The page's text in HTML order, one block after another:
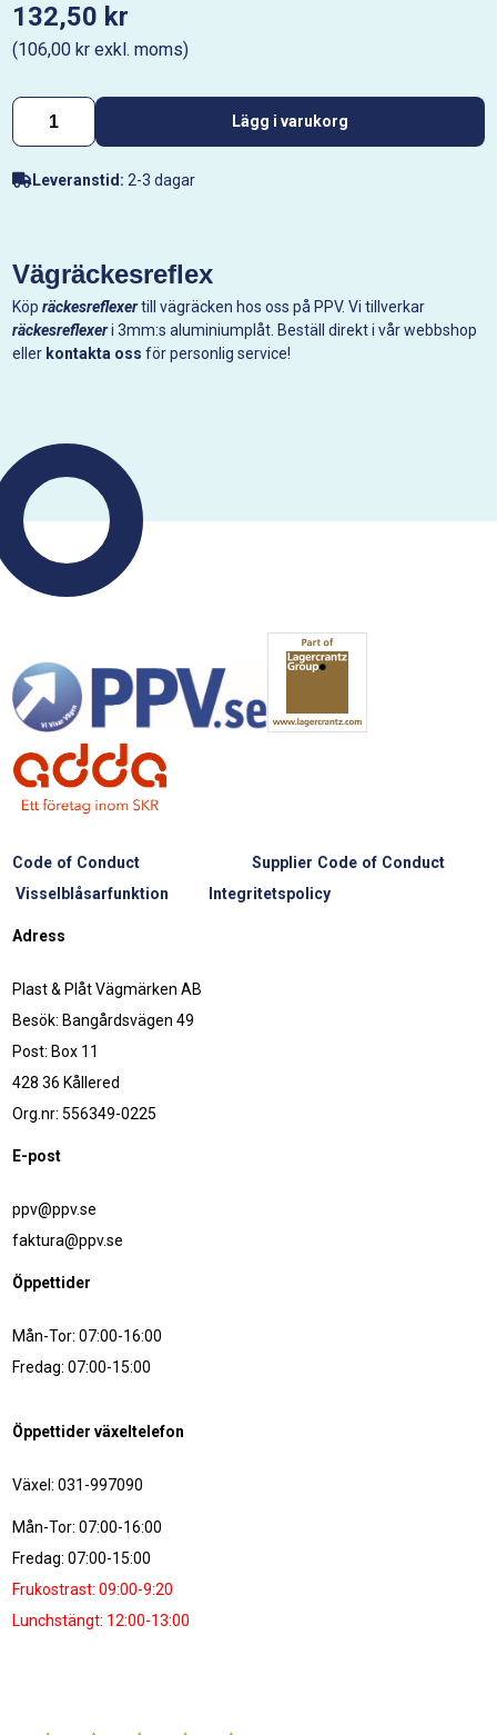
132,50 kr
(106,00 kr exkl. moms)
Lägg i varukorg
Leveranstid: 2-3 dagar
Vägräckesreflex
Köpräckesreflexertill vägräcken hos oss på PPV. Vi tillverkar
räckesreflexeri 3mm:s aluminiumplåt. Beställ direkt i vår webbshop
eller kontakta oss för personlig service!
Code of Conduct
Supplier Code of Conduct
Visselblåsarfunktion
Integritetspolicy
Adress
Plast & Plåt Vägmärken AB
Besök: Bangårdsvägen 49
Post: Box 11
428 36 Kållered
Org.nr: 556349-0225
E-post
ppv@ppv.se
faktura@ppv.se
Öppettider
Mån-Tor: 07:00-16:00
Fredag: 07:00-15:00
Öppettider växeltelefon
Växel: 031-997090
Mån-Tor: 07:00-16:00
Fredag: 07:00-15:00
Frukostrast: 09:00-9:20
Lunchstängt: 12:00-13:00